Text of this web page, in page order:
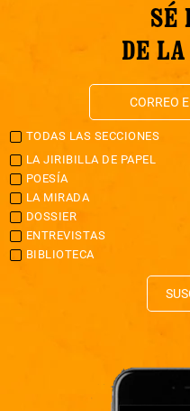
SÉ
DE
TODAS LAS SECCIONES
LA JIRIBILLA DE PAPEL
POESÍA
LA MIRADA
DOSSIER
ENTREVISTAS
BIBLIOTECA